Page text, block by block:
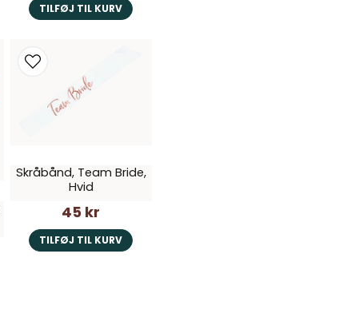
TILFØJ TIL KURV
Skråbånd, Team Bride,
Hvid
45 kr
TILFØJ TIL KURV